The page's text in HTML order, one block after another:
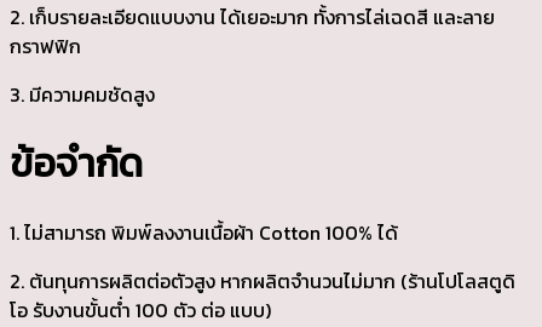
2. เก็บรายละเอียดแบบงาน ได้เยอะมาก ทั้งการไล่เฉดสี และลาย
กราฟฟิก
3. มีความคมชัดสูง
ข้อจำกัด
1. ไม่สามารถ พิมพ์ลงงานเนื้อผ้า Cotton 100% ได้
2. ต้นทุนการผลิตต่อตัวสูง หากผลิตจำนวนไม่มาก (ร้านโปโลสตูดิ
โอ รับงานขั้นต่ำ 100 ตัว ต่อ แบบ)